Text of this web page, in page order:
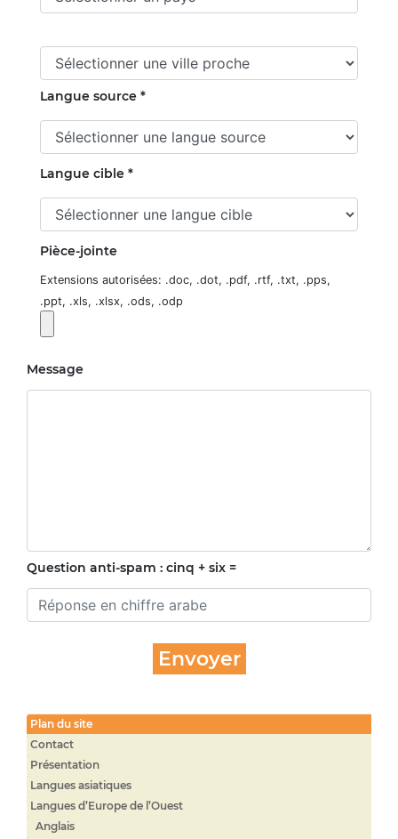
Langue source *
Langue cible *
Pièce-jointe
Extensions autorisées: .doc, .dot, .pdf, .rtf, .txt, .pps,
.ppt, .xls, .xlsx, .ods, .odp
Message
Question anti-spam : cinq + six =
Plan du site
Contact
Présentation
Langues asiatiques
Langues d’Europe de l’Ouest
Anglais